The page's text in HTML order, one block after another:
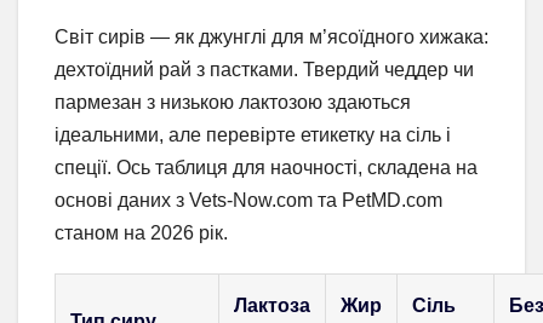
Світ сирів — як джунглі для м’ясоїдного хижака:
дехтоїдний рай з пастками. Твердий чеддер чи
пармезан з низькою лактозою здаються
ідеальними, але перевірте етикетку на сіль і
спеції. Ось таблиця для наочності, складена на
основі даних з Vets-Now.com та PetMD.com
станом на 2026 рік.
Лактоза Жир Сіль